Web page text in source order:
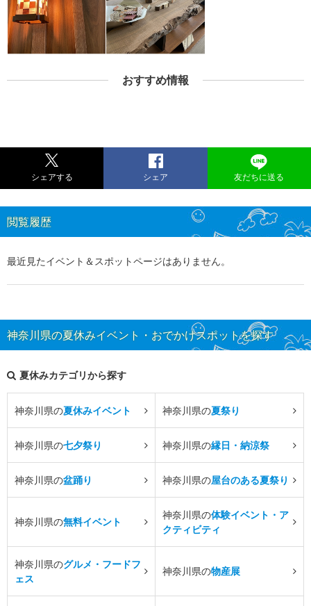
おすすめ情報
シェアする シェア 友だちに送る
閲覧履歴
最近見たイベント＆スポットページはありません。
神奈川県の夏休みイベント・おでかけスポットを探す
夏休みカテゴリから探す
神奈川県の夏休みイベント 神奈川県の夏祭り
神奈川県の七夕祭り 神奈川県の縁日・納涼祭
神奈川県の盆踊り 神奈川県の屋台のある夏祭り
神奈川県の無料イベント
神奈川県の体験イベント・ア
クティビティ
神奈川県のグルメ・フードフ
ェス
神奈川県の物産展